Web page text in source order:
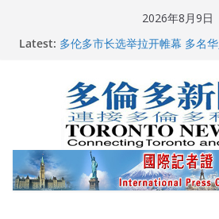
2026年8月9日
Latest:
龚晓华参加多伦多骄傲大游行
多伦多市长选举拉开帷幕 多名
关加拿大就业
2026加拿大青少年儿童绘画比